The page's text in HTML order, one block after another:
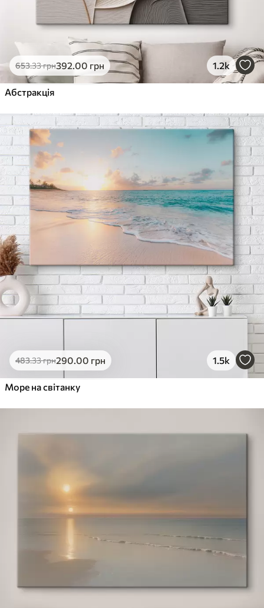
653.33грн392.00 грн 1.2k
Абстракція
483.33грн290.00 грн 1.5k
Море на світанку